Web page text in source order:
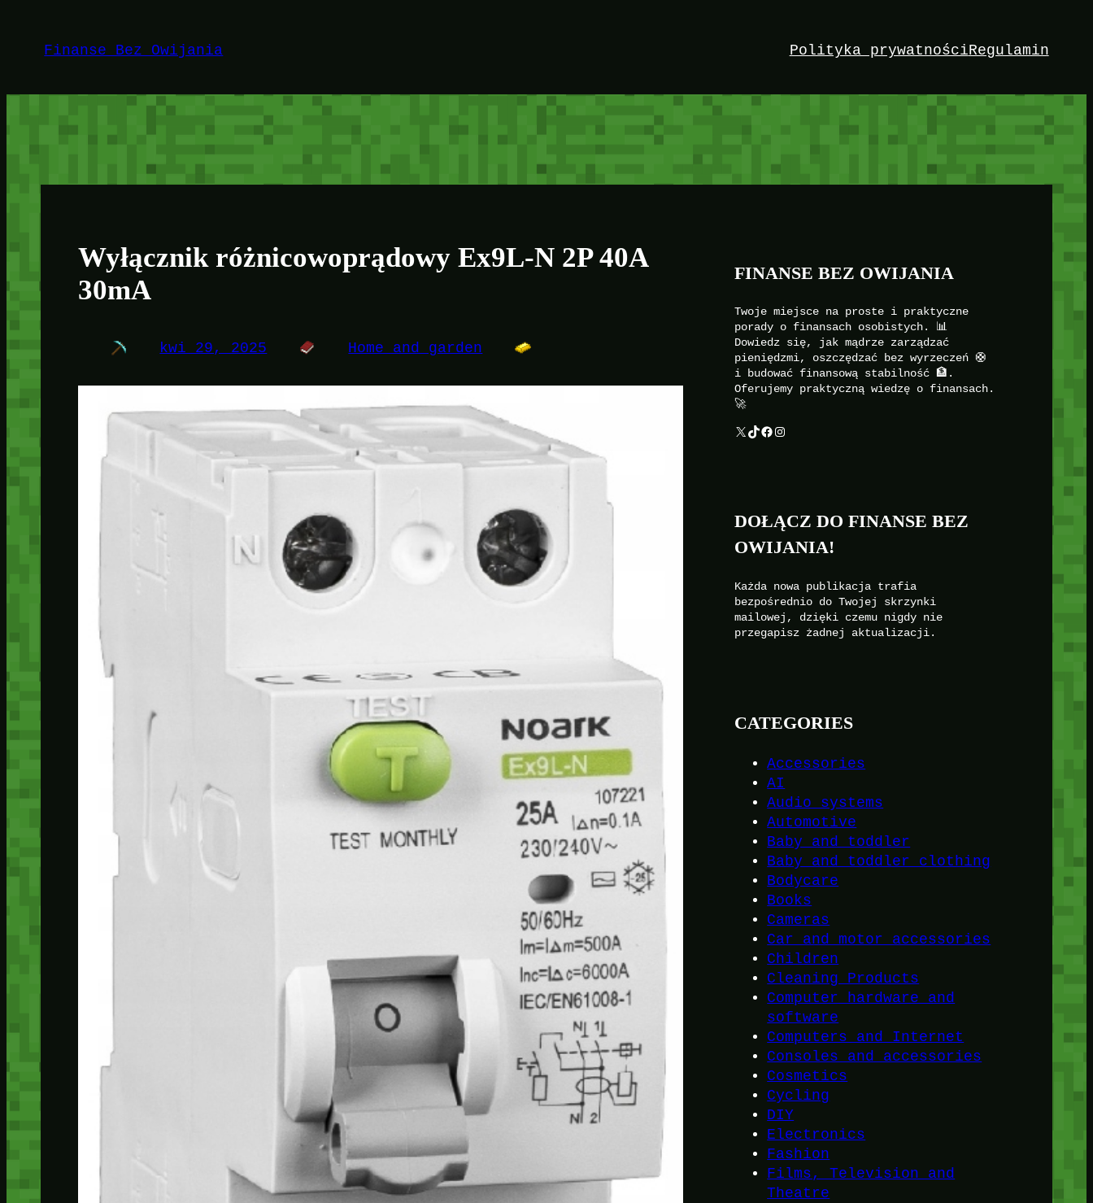
treściFinanse Bez Owijania Polityka prywatnościRegulamin
Wyłącznik różnicowoprądowy Ex9L-N 2P 40A
30mA
kwi 29, 2025 Home and garden
FINANSE BEZ OWIJANIA
Twoje miejsce na proste i praktyczne
porady o finansach osobistych. 📊
Dowiedz się, jak mądrze zarządzać
pieniędzmi, oszczędzać bez wyrzeczeń 🛟
i budować finansową stabilność 🏦.
Oferujemy praktyczną wiedzę o finansach.
🚀
X TikTok Facebook Instagram
DOŁĄCZ DO FINANSE BEZ
OWIJANIA!
Każda nowa publikacja trafia
bezpośrednio do Twojej skrzynki
mailowej, dzięki czemu nigdy nie
przegapisz żadnej aktualizacji.
CATEGORIES
Accessories
AI
Audio systems
Automotive
Baby and toddler
Baby and toddler clothing
Bodycare
Books
Cameras
Car and motor accessories
Children
Cleaning Products
Computer hardware and
software
Computers and Internet
Consoles and accessories
Cosmetics
Cycling
DIY
Electronics
Fashion
Films, Television and
Theatre